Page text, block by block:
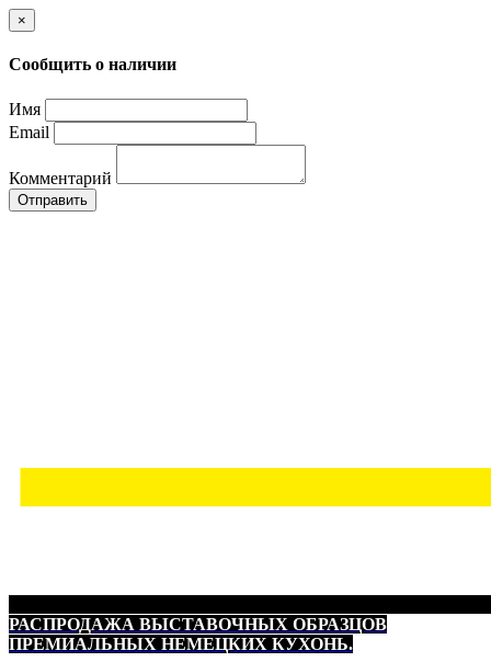
×
Сообщить о наличии
Имя
Email
Комментарий
Отправить
РАСПРОДАЖА ВЫСТАВОЧНЫХ ОБРАЗЦОВ
ПРЕМИАЛЬНЫХ НЕМЕЦКИХ КУХОНЬ.